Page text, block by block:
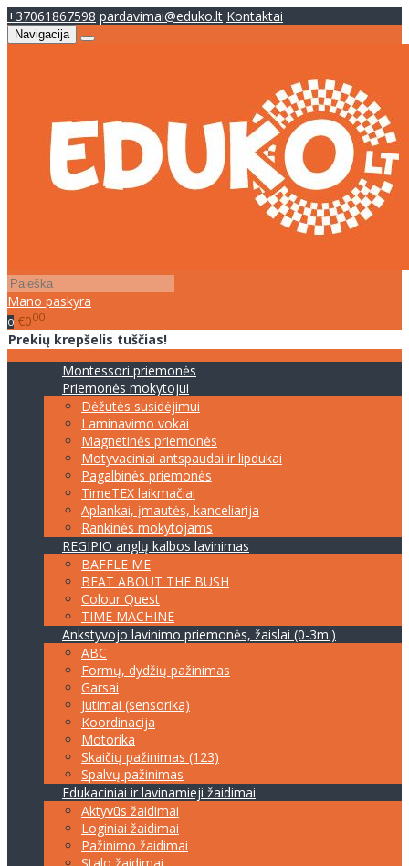
+37061867598 pardavimai@eduko.lt Kontaktai
Navigacija
Mano paskyra
0 €000
Prekių krepšelis tuščias!
Montessori priemonės
Priemonės mokytojui
Dėžutės susidėjimui
Laminavimo vokai
Magnetinės priemonės
Motyvaciniai antspaudai ir lipdukai
Pagalbinės priemonės
TimeTEX laikmačiai
Aplankai, įmautės, kanceliarija
Rankinės mokytojams
REGIPIO anglų kalbos lavinimas
BAFFLE ME
BEAT ABOUT THE BUSH
Colour Quest
TIME MACHINE
Ankstyvojo lavinimo priemonės, žaislai (0-3m.)
ABC
Formų, dydžių pažinimas
Garsai
Jutimai (sensorika)
Koordinacija
Motorika
Skaičių pažinimas (123)
Spalvų pažinimas
Edukaciniai ir lavinamieji žaidimai
Aktyvūs žaidimai
Loginiai žaidimai
Pažinimo žaidimai
Stalo žaidimai